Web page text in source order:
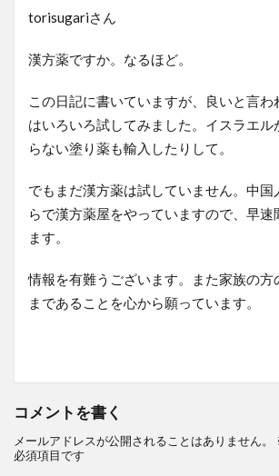
torisugariさん
漢方薬ですか。なるほど。
この日記に書いていますが、良いと言わ
はいろいろ試してみました。イスラエル
らない塗り薬も輸入したりして。
でもまだ漢方薬は試していません。中国
らで漢方薬屋をやっていますので、早速
ます。
情報を有難うございます。また家族の方
まであることを心から願っています。
コメントを書く
メールアドレスが公開されることはありません。
必須項目です